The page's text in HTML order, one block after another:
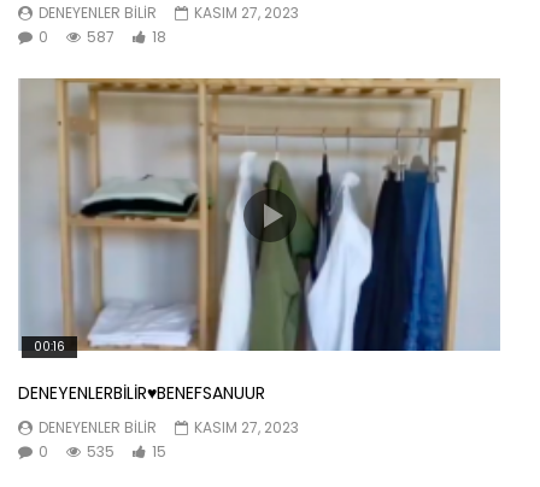
DENEYENLER BILIR
KASIM 27, 2023
0
587 18
00:16
DENEYENLERBİLİR♥️BENEFSANUUR
DENEYENLER BILIR
KASIM 27, 2023
0
535 15